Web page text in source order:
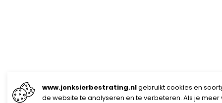
www.jonksierbestrating.nlgebruikt cookies en
de website te analyseren en te verbeteren. Als je